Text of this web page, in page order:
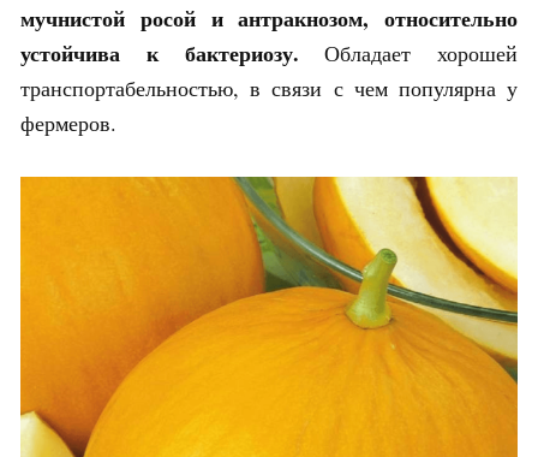
мучнистой росой и антракнозом, относительно
устойчива к бактериозу. Обладает хорошей
транспортабельностью, в связи с чем популярна у
фермеров.